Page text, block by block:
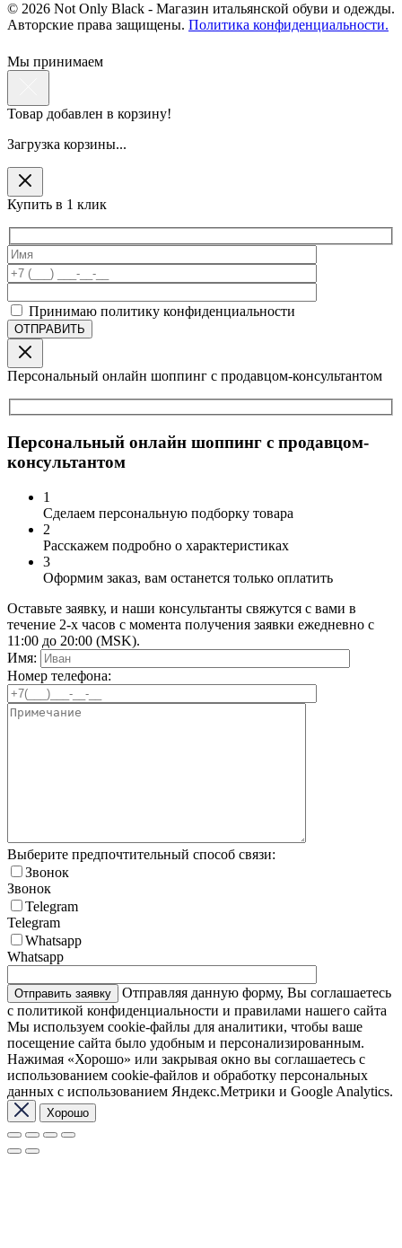
© 2026 Not Only Black - Магазин итальянской обуви и одежды.
Авторские права защищены. Политика конфиденциальности.
Мы принимаем
Товар добавлен в корзину!
Загрузка корзины...
Купить в 1 клик
Принимаю политику конфиденциальности
Персональный онлайн шоппинг с продавцом-консультантом
Персональный онлайн шоппинг с продавцом-
консультантом
1
Сделаем персональную подборку товара
2
Расскажем подробно о характеристиках
3
Оформим заказ, вам останется только оплатить
Оставьте заявку, и наши консультанты свяжутся с вами в
течение 2-х часов с момента получения заявки ежедневно с
11:00 до 20:00 (MSK).
Имя:
Номер телефона:
Выберите предпочтительный способ связи:
Звонок
Звонок
Telegram
Telegram
Whatsapp
Whatsapp
Отправляя данную форму, Вы соглашаетесь
с политикой конфиденциальности и правилами нашего сайта
Мы используем cookie-файлы для аналитики, чтобы ваше
посещение сайта было удобным и персонализированным.
Нажимая «Хорошо» или закрывая окно вы соглашаетесь с
использованием cookie-файлов и обработку персональных
данных с использованием Яндекс.Метрики и Google Analytics.
Хорошо